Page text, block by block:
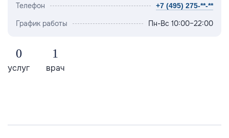
Телефон +7 (495) 275-**-**
График работы Пн-Вс 10:00–22:00
0
услуг
1
врач